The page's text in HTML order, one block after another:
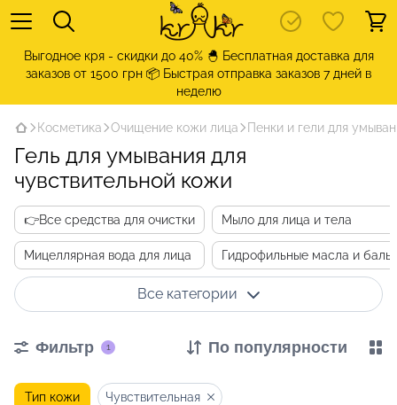
Выгодное кря - скидки до 40% 🐣 Бесплатная доставка для
заказов от 1500 грн 📦 Быстрая отправка заказов 7 дней в
неделю
Косметика Очищение кожи лица Пенки и гели для
Гель для умывания для
чувствительной кожи
👉Все средства для очистки
Мицеллярная вода для лица
Мыло для лица и тела
Гидрофильные масла и
Все категории
Фильтр 1 По популярности
Тип кожи Чувствительная